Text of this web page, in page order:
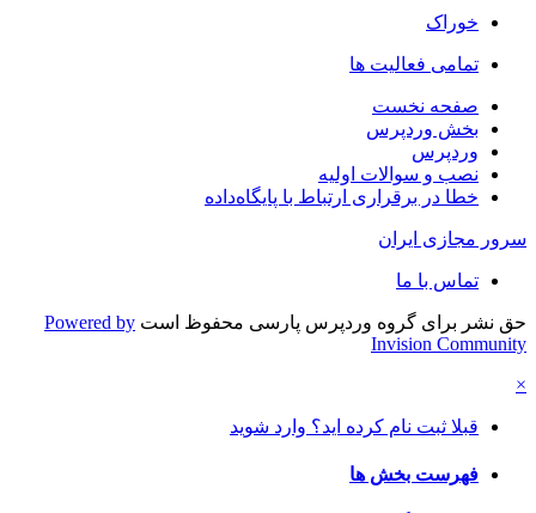
خوراک
تمامی فعالیت ها
صفحه نخست
بخش وردپرس
وردپرس
نصب و سوالات اولیه
خطا در برقراری ارتباط با پایگاه‌داده
سرور مجازی ایران
تماس با ما
حق نشر برای گروه وردپرس پارسی محفوظ است Powered by
Invision Community
×
قبلا ثبت نام کرده اید؟ وارد شوید
فهرست بخش ها